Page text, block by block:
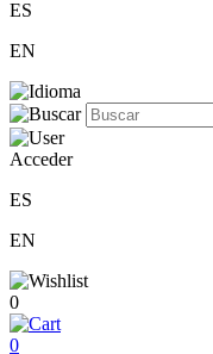
ES
EN
Acceder
ES
EN
0
0